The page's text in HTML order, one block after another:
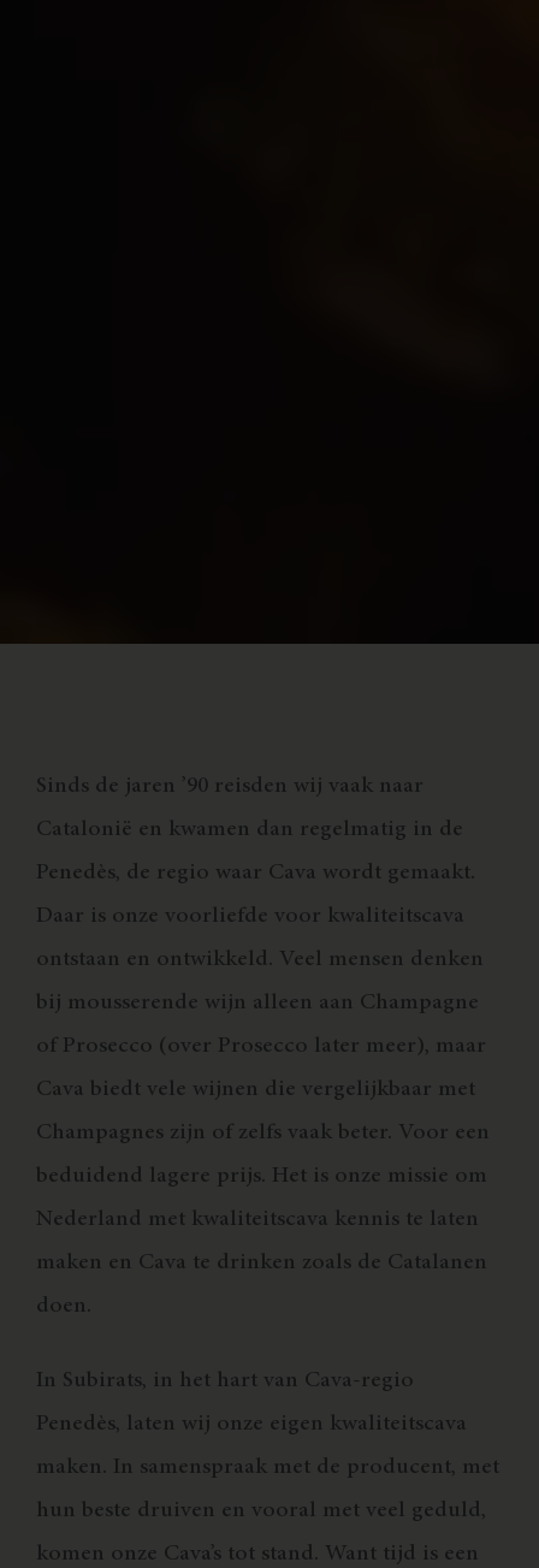
Sinds de jaren ’90 reisden wij vaak naar
Catalonië en kwamen dan regelmatig in de
Penedès, de regio waar Cava wordt gemaakt.
Daar is onze voorliefde voor kwaliteitscava
ontstaan en ontwikkeld. Veel mensen denken
bij mousserende wijn alleen aan Champagne
of Prosecco (over Prosecco later meer), maar
Cava biedt vele wijnen die vergelijkbaar met
Champagnes zijn of zelfs vaak beter. Voor een
beduidend lagere prijs. Het is onze missie om
Nederland met kwaliteitscava kennis te laten
maken en Cava te drinken zoals de Catalanen
doen.
In Subirats, in het hart van Cava-regio
Penedès, laten wij onze eigen kwaliteitscava
maken. In samenspraak met de producent, met
hun beste druiven en vooral met veel geduld,
komen onze Cava’s tot stand. Want tijd is een